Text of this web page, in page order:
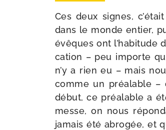
Ces deux signes,
dans le monde entier,
évêques ont l’ha­bi­tude
ca­tion – peu importe
n’y a rien eu – mais
comme un préa­lable –
début, ce préa­lable a
messe, on nous
jamais été abro­gée, et